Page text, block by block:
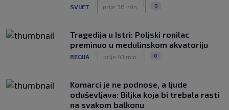
SVIJET prije 38 min 0
Tragedija u Istri: Poljski ronilac
preminuo u medulinskom akvatoriju
REGIJA prije 41 min 0
Komarci je ne podnose, a ljude
oduševljava: Biljka koja bi trebala rasti
na svakom balkonu